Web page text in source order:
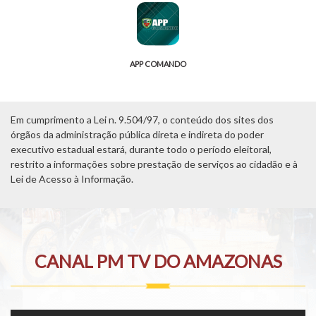
APP COMANDO
Em cumprimento a Lei n. 9.504/97, o conteúdo dos sites dos
órgãos da administração pública direta e indireta do poder
executivo estadual estará, durante todo o período eleitoral,
restrito a informações sobre prestação de serviços ao cidadão e à
Lei de Acesso à Informação.
CANAL PM TV DO AMAZONAS